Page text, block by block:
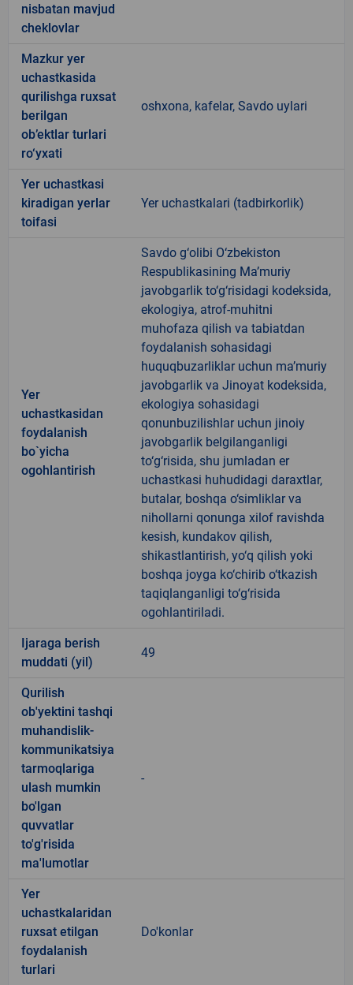
nisbatan mavjud
cheklovlar
Mazkur yer
uchastkasida
qurilishga ruxsat
berilgan
ob’ektlar turlari
ro‘yxati
oshxona, kafelar, Savdo uylari
Yer uchastkasi
kiradigan yerlar
toifasi
Yer uchastkalari (tadbirkorlik)
Yer
uchastkasidan
foydalanish
bo`yicha
ogohlantirish
Savdo g‘olibi O‘zbekiston
Respublikasining Ma’muriy
javobgarlik to‘g‘risidagi kodeksida,
ekologiya, atrof-muhitni
muhofaza qilish va tabiatdan
foydalanish sohasidagi
huquqbuzarliklar uchun ma’muriy
javobgarlik va Jinoyat kodeksida,
ekologiya sohasidagi
qonunbuzilishlar uchun jinoiy
javobgarlik belgilanganligi
to‘g‘risida, shu jumladan er
uchastkasi huhudidagi daraxtlar,
butalar, boshqa o‘simliklar va
nihollarni qonunga xilof ravishda
kesish, kundakov qilish,
shikastlantirish, yo‘q qilish yoki
boshqa joyga ko‘chirib o‘tkazish
taqiqlanganligi to‘g‘risida
ogohlantiriladi.
Ijaraga berish
muddati (yil)
49
Qurilish
ob'yektini tashqi
muhandislik-
kommunikatsiya
tarmoqlariga
ulash mumkin
bo'lgan
quvvatlar
to'g'risida
ma'lumotlar
-
Yer
uchastkalaridan
ruxsat etilgan
foydalanish
turlari
Do'konlar